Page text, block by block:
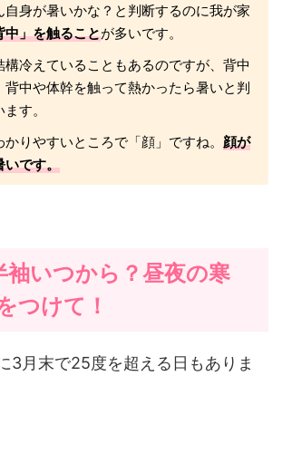
自身が暑いかな？ と判断するのに我が家
中」を触ることが多いです。
構冷えていることもあるのですが、背中
背中や体幹を触って熱かったら暑いと判
す。
かりやすいところで「顔」ですね。 顔が
いです。
いつから？昼夜の寒
つけて！
3月末で25度を超える日もありま